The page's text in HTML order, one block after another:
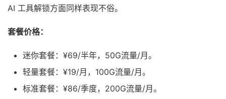
AI 工具解锁方面同样表现不俗。
套餐价格：
迷你套餐：¥69/半年，50G流量/月。
轻量套餐：¥19/月，100G流量/月。
标准套餐：¥86/季度，200G流量/月。